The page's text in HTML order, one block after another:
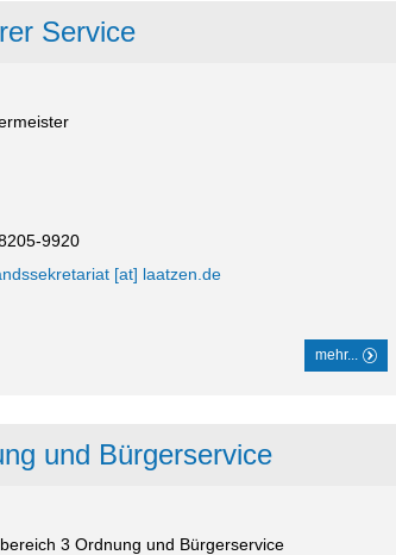
Service
9920
[at] laatzen.de
mehr...
und Bürgerservice
3 Ordnung und Bürgerservice